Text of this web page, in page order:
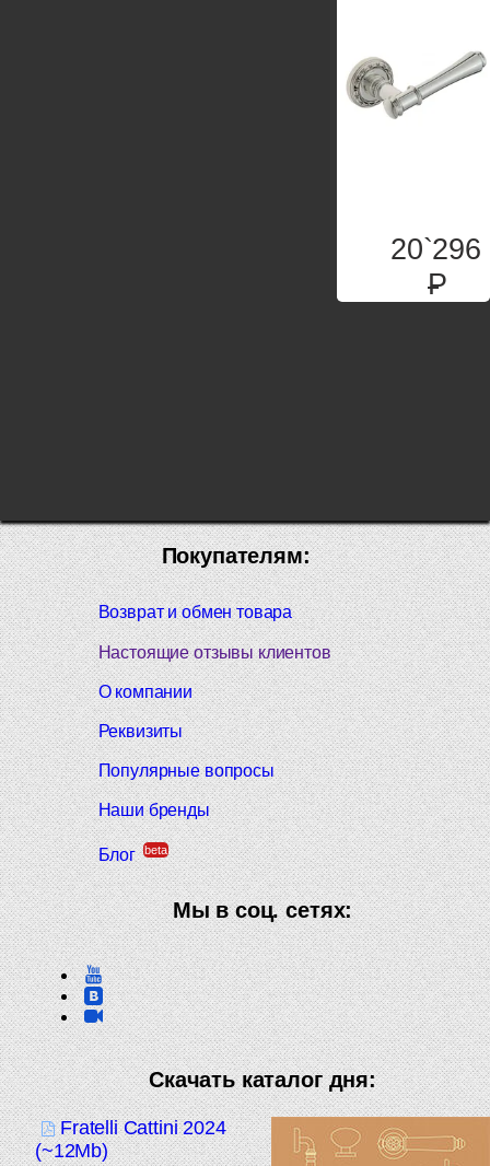
20`296
P
Покупателям:
Возврат и обмен товара
Настоящие отзывы клиентов
О компании
Реквизиты
Популярные вопросы
Наши бренды
Блог beta
Мы в соц. сетях:
Скачать каталог дня:
Fratelli Cattini 2024
(~12Mb)